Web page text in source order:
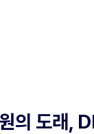
의 도래,